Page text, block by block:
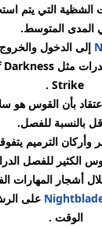
الشظية التي يتم
المدى المتوسط.
إلى الدخول
Strike .
بأن القوس
بالنسبة للفصل.
وأركان الترميم
الكثير للفصل
أشجار المهارات
على
الوقت .